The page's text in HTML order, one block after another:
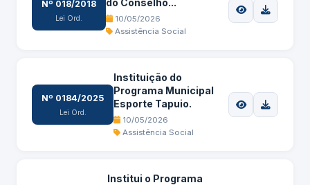
Nº 018/2018
Lei Ord.
do Conselho...
10/05/2026
Assistência Social
Nº 0184/2025
Lei Ord.
Instituição do
Programa Municipal
Esporte Tapuio.
10/05/2026
Assistência Social
Institui o Programa